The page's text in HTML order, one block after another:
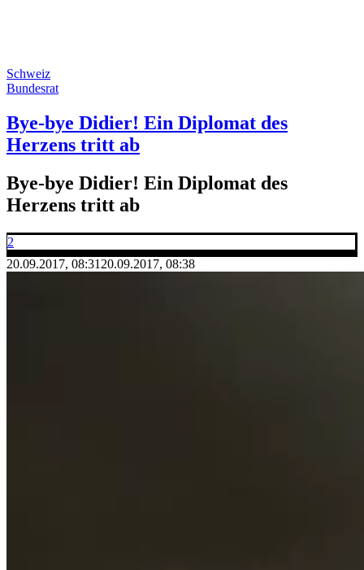
Schweiz
Bundesrat
Bye-bye Didier! Ein Diplomat des
Herzens tritt ab
Bye-bye Didier! Ein Diplomat des
Herzens tritt ab
2
20.09.2017, 08:31 20.09.2017, 08:38